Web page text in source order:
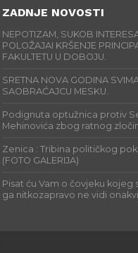
ZADNJE NOVOSTI
NEPOTIZAM, SUKOB
POLOŽAJAI KRŠENJE
FAKULTETU U DOBOJU.
SRETNA NOVA GODINA
SAOBRAĆAJCU MESKU.
Podignuta optužnica protiv
Mehinovića zbog ratnog
Zenica : Tribina političkog
(FOTO GALERIJA)
Pisat ću Vam o čovjeku
ga nitkozapravo ne vidi